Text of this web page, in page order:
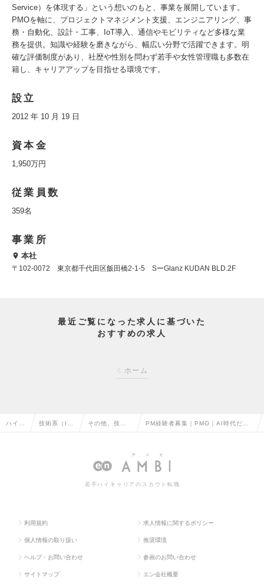
Service）を体現する」という想いのもと、事業を展開しています。
PMOを軸に、プロジェクトマネジメント支援、エンジニアリング、事
務・自動化、設計・工事、IoT導入、通信やモビリティなど多様な業
務を提供。知識や経験を磨きながら、幅広い分野で活躍できます。明
確な評価制度があり、社歴や性別を問わず若手や女性管理職も多数在
籍し、キャリアアップを目指せる環境です。
設立
2012 年 10 月 19 日
資本金
1,950万円
従業員数
359名
事業所
本社
〒102-0072 東京都千代田区飯田橋2-1-5 SーGlanz KUDAN BLD.2F
最近ご覧になった求人に基づいた
おすすめの求人
ホーム
ハイク 技術系（I その他、技術
b・通信系）の
PM経験者募集｜PMO｜AI時代だか
術支援｜年収800万円~の求人情報
若手ハイキャリアのスカウト転職
利用規約 求人情報に関するポリシー
個人情報の取り扱い 推奨環境
ヘルプ・お問い合わせ 参画のお問い合わせ
サイトマップ エン会社概要